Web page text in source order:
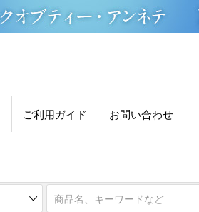
ご利用ガイド お問い合わせ